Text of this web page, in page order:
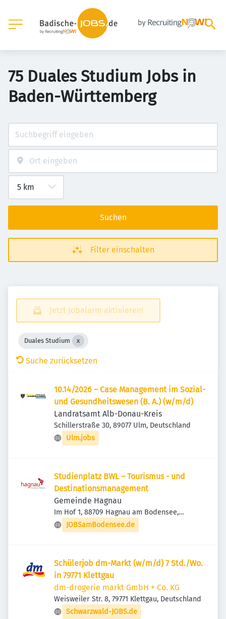
75 Duales Studium Jobs in
Baden-Württemberg
Suchen
Filter einschalten
Jetzt Jobalarm aktivieren!
Duales Studium
Suche zurücksetzen
10.14/2026 – Case Management im Sozial-
und Gesundheitswesen (B. A.) (w/m/d)
Landratsamt Alb-Donau-Kreis
Schillerstraße 30, 89077 Ulm, Deutschland
Ulm.jobs
Studienplatz BWL – Tourismus - und
Destinationsmanagement
Gemeinde Hagnau
Im Hof 1, 88709 Hagnau am Bodensee,
Deutschland
JOBSamBodensee.de
Schülerjob dm-Markt (w/m/d) 7 Std./Wo.
in 79771 Klettgau
dm-drogerie markt GmbH + Co. KG
Weisweiler Str. 8, 79771 Klettgau, Deutschland
Schwarzwald-JOBS.de